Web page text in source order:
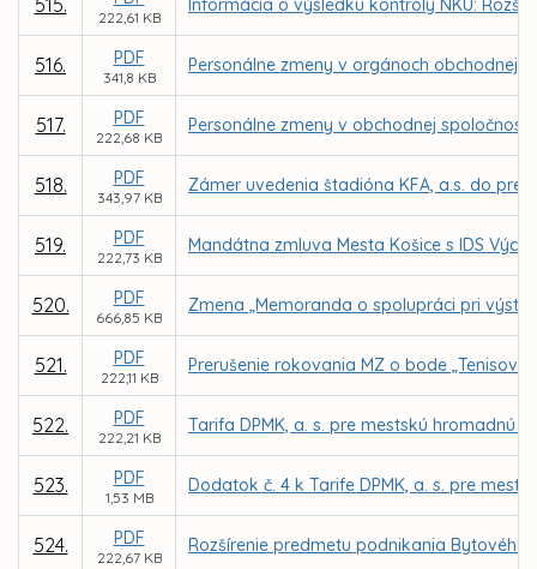
515.
222,61 KB
Informácia o výsledku kontroly NKÚ:
516. PDF
341,8 KB
Personálne zmeny v orgánoch obchodnej
517. PDF
222,68 KB
Personálne zmeny v obchodnej
518. PDF
343,97 KB
Zámer uvedenia štadióna KFA, a.s. do
519. PDF
222,73 KB
Mandátna zmluva Mesta Košice s IDS
520. PDF
666,85 KB
Zmena „Memoranda o spolupráci pri
521. PDF
222,11 KB
Prerušenie rokovania MZ o bode
522. PDF
222,21 KB
Tarifa DPMK, a. s. pre mestskú
523. PDF
1,53 MB
Dodatok č. 4 k Tarife DPMK, a. s. pre
524. PDF
222,67 KB
Rozšírenie predmetu podnikania Bytového